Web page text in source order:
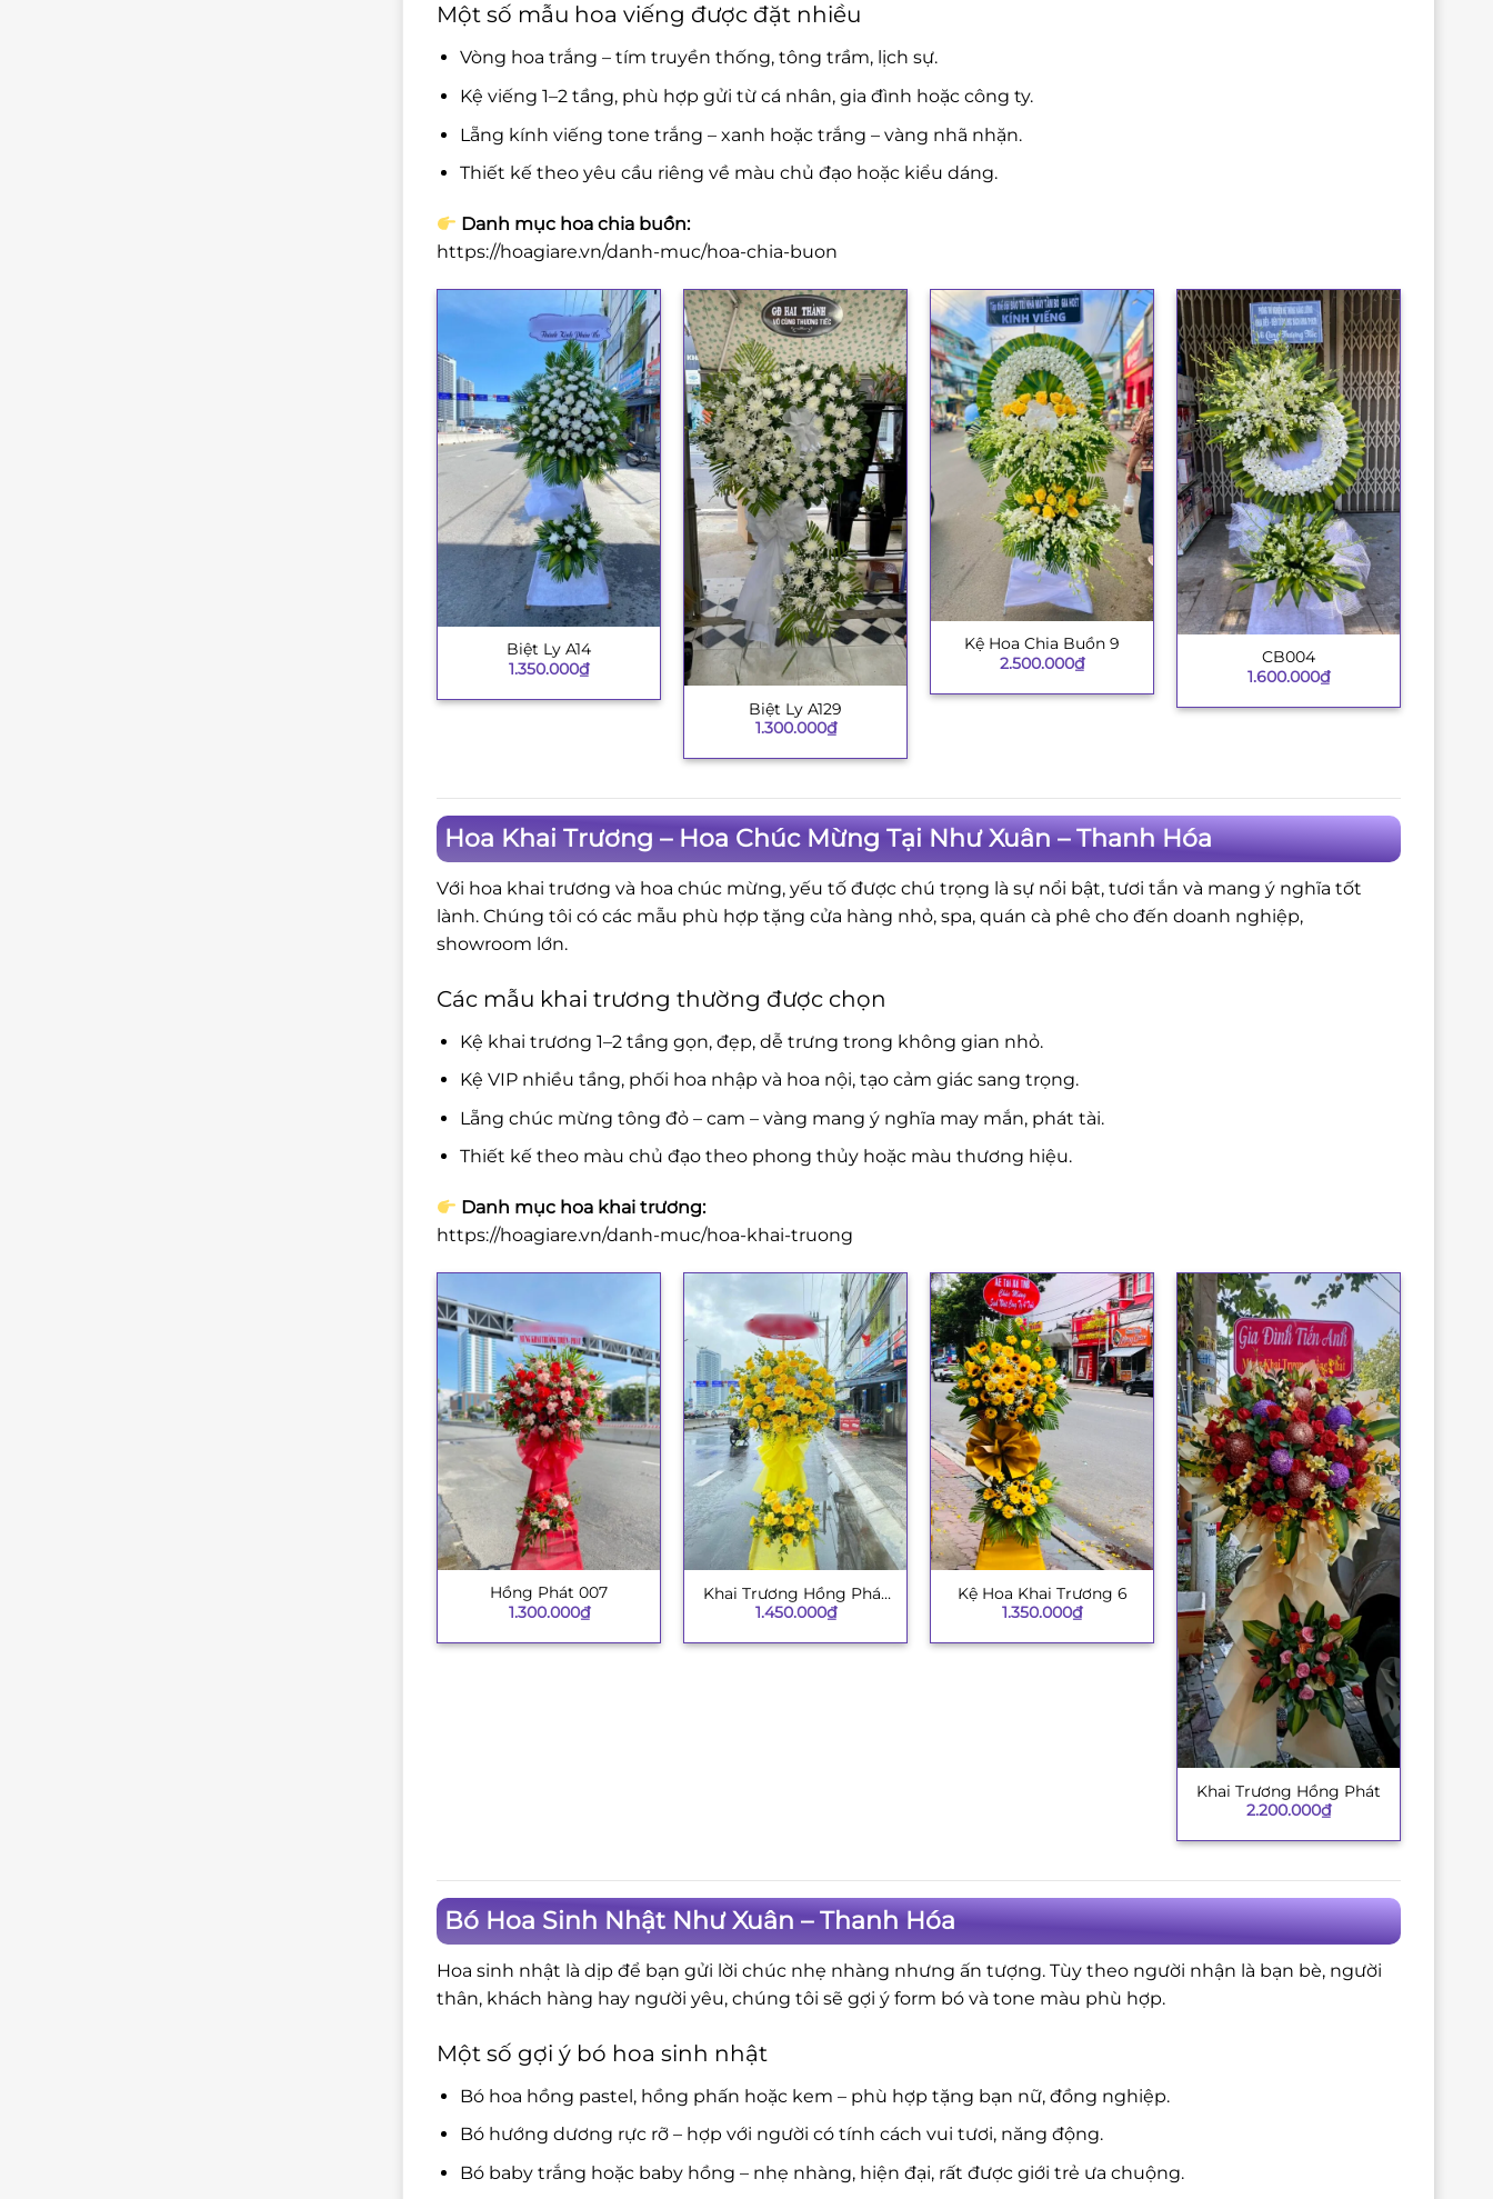
Một số mẫu hoa viếng được đặt nhiều
Vòng hoa trắng – tím truyền thống, tông trầm, lịch sự.
Kệ viếng 1–2 tầng, phù hợp gửi từ cá nhân, gia đình hoặc công ty.
Lẵng kính viếng tone trắng – xanh hoặc trắng – vàng nhã nhặn.
Thiết kế theo yêu cầu riêng về màu chủ đạo hoặc kiểu dáng.
Danh mục hoa chia buồn:
https://hoagiare.vn/danh-muc/hoa-chia-buon
Biệt Ly A14
1.350.000₫
Biệt Ly A129
1.300.000₫
Kệ Hoa Chia Buồn 9
2.500.000₫
CB004
1.600.000₫
Hoa Khai Trương – Hoa Chúc Mừng Tại Như Xuân – Thanh Hóa
Với hoa khai trương và hoa chúc mừng, yếu tố được chú trọng là sự nổi bật, tươi tắn và mang ý nghĩa tốt
lành. Chúng tôi có các mẫu phù hợp tặng cửa hàng nhỏ, spa, quán cà phê cho đến doanh nghiệp,
showroom lớn.
Các mẫu khai trương thường được chọn
Kệ khai trương 1–2 tầng gọn, đẹp, dễ trưng trong không gian nhỏ.
Kệ VIP nhiều tầng, phối hoa nhập và hoa nội, tạo cảm giác sang trọng.
Lẵng chúc mừng tông đỏ – cam – vàng mang ý nghĩa may mắn, phát tài.
Thiết kế theo màu chủ đạo theo phong thủy hoặc màu thương hiệu.
Danh mục hoa khai trương:
https://hoagiare.vn/danh-muc/hoa-khai-truong
Hồng Phát 007
1.300.000₫
+
Khai Trương Hồng Phát
003
1.450.000₫
+
Kệ Hoa Khai Trương 6
1.350.000₫
+
Khai Trương Hồng Phát
2.200.000₫
Bó Hoa Sinh Nhật Như Xuân – Thanh Hóa
Hoa sinh nhật là dịp để bạn gửi lời chúc nhẹ nhàng nhưng ấn tượng. Tùy theo người nhận là bạn bè, người
thân, khách hàng hay người yêu, chúng tôi sẽ gợi ý form bó và tone màu phù hợp.
Một số gợi ý bó hoa sinh nhật
Bó hoa hồng pastel, hồng phấn hoặc kem – phù hợp tặng bạn nữ, đồng nghiệp.
Bó hướng dương rực rỡ – hợp với người có tính cách vui tươi, năng động.
Bó baby trắng hoặc baby hồng – nhẹ nhàng, hiện đại, rất được giới trẻ ưa chuộng.